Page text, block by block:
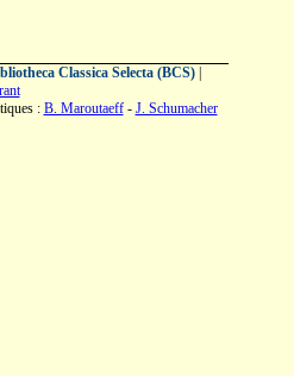
Classica Selecta (BCS)|
: B. Maroutaeff- J. Schumacher